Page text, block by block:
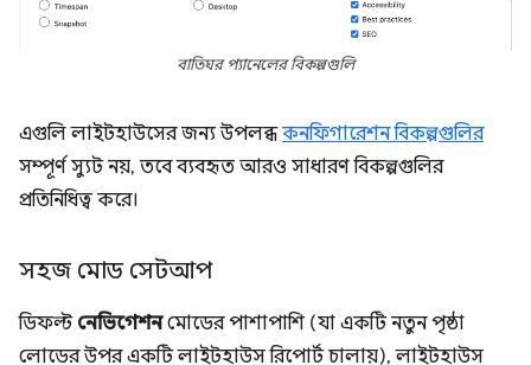
বাতিঘর প্যানেলের বিকল্পগুলি
এগুলি লাইটহাউসের জন্য উপলব্ধকনফিগারেশন বিকল্পগুলির
সম্পূর্ণ স্যুট নয়, তবে ব্যবহৃত আরও সাধারণ বিকল্পগুলির
প্রতিনিধিত্ব করে।
সহজ মোড সেটআপ
ডিফল্ট নেভিগেশনমোডের পাশাপাশি (যা একটি নতুন পৃষ্ঠা
লোডের উপর একটি লাইটহাউস রিপোর্ট চালায়), লাইটহাউস